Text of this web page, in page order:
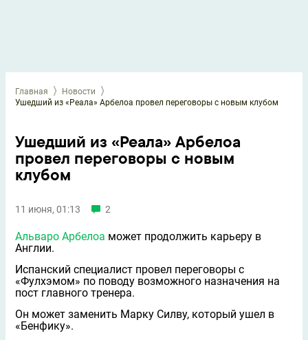
Главная
Новости
Ушедший из «Реала» Арбелоа провел переговоры с новым клубом
Ушедший из «Реала» Арбелоа
провел переговоры с новым
клубом
11 июня, 01:13 2
Альваро Арбелоа может продолжить карьеру в
Англии.
Испанский специалист провел переговоры с
«Фулхэмом» по поводу возможного назначения на
пост главного тренера.
Он может заменить Марку Силву, который ушел в
«Бенфику».